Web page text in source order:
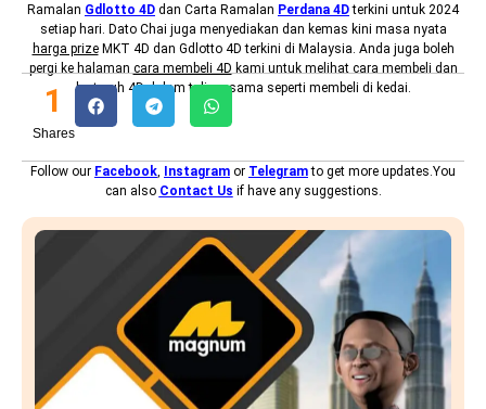
Ramalan Gdlotto 4D dan Carta Ramalan Perdana 4Dterkini untuk 2024
setiap hari. Dato Chai juga menyediakan dan kemas kini masa nyata
harga prizeMKT 4D dan Gdlotto 4D terkini di Malaysia. Anda juga boleh
pergi ke halaman cara membeli 4D kami untuk melihat cara membeli dan
bertaruh 4D dalam talian, sama seperti membeli di kedai.
Shares
1
Follow our Facebook, Instagram or Telegramto get more updates.You
can also Contact Us if have any suggestions.